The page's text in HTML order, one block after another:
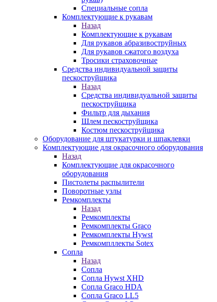
Специальные сопла
Комплектующие к рукавам
Назад
Комплектующие к рукавам
Для рукавов абразивоструйных
Для рукавов сжатого воздуха
Тросики страховочные
Средства индивидуальной защиты
пескоструйщика
Назад
Средства индивидуальной защиты
пескоструйщика
Фильтр для дыхания
Шлем пескоструйщика
Костюм пескоструйщика
Оборудование для штукатурки и шпаклевки
Комплектующие для окрасочного оборудования
Назад
Комплектующие для окрасочного
оборудования
Пистолеты распылители
Поворотные узлы
Ремкомплекты
Назад
Ремкомплекты
Ремкомплекты Graco
Ремкомплекты Hywst
Ремкомпллекты Sotex
Сопла
Назад
Сопла
Сопла Hywst XHD
Сопла Graco HDA
Сопла Graco LL5